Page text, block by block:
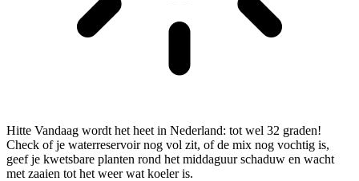
Hitte Vandaag wordt het heet in Nederland: tot wel 32 graden!
Check of je waterreservoir nog vol zit, of de mix nog vochtig is,
geef je kwetsbare planten rond het middaguur schaduw en wacht
met zaaien tot het weer wat koeler is.